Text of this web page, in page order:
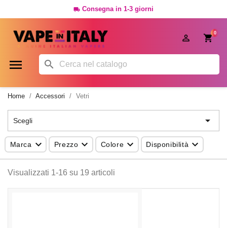
 Consegna in 1-3 giorni
0

 
Home Accessori Vetri
Scegli 
Marca  Prezzo  Colore  Disponibilità 
Visualizzati 1-16 su 19 articoli